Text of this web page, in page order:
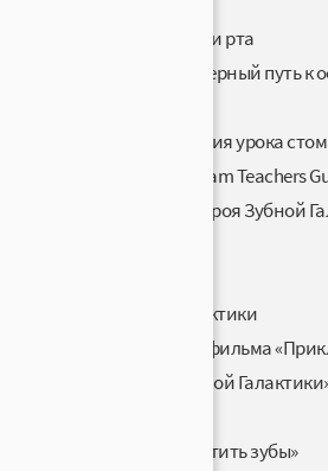
5 шагов к здоровью полости рта
Головоломка-лабиринт «Верный путь
Руководство для проведения урока
Oral Health Education Program Teachers
Календарь чистки зубов Героя Зубной
Диплом Героя Зубной Галактики
Песня Гнилозуба из мультфильма
Плакат «Стань Героем Зубной
Видео «Как правильно чистить зубы»